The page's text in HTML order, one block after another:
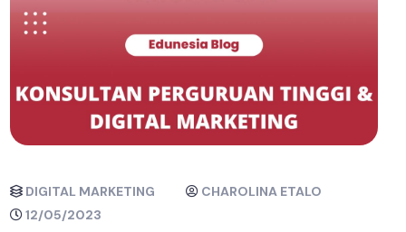
DIGITAL MARKETING
CHAROLINA ETALO
12/05/2023